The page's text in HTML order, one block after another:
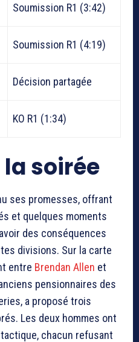
Soumission R1 (3:42)
Soumission R1 (4:19)
Décision partagée
KO R1 (1:34)
soirée
ses promesses, offrant
et quelques moments
des conséquences
divisions. Sur la carte
entre Brendan Allen et
pensionnaires des
a proposé trois
Les deux hommes ont
chacun refusant